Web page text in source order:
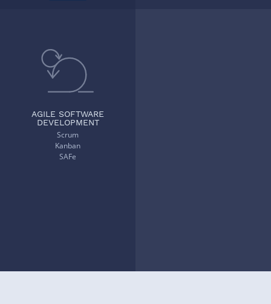
AGILE SOFTWARE
DEVELOPMENT
Scrum
Kanban
SAFe